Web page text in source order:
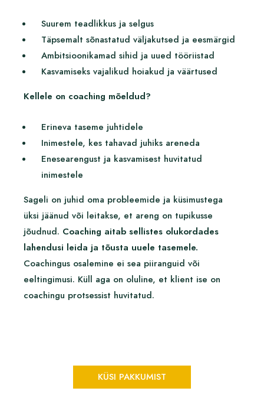
Suurem teadlikkus ja selgus
Täpsemalt sõnastatud väljakutsed ja eesmärgid
Ambitsioonikamad sihid ja uued tööriistad
Kasvamiseks vajalikud hoiakud ja väärtused
Kellele on coaching mõeldud?
Erineva taseme juhtidele
Inimestele, kes tahavad juhiks areneda
Enesearengust ja kasvamisest huvitatud
inimestele
Sageli on juhid oma probleemide ja küsimustega
üksi jäänud või leitakse, et areng on tupikusse
jõudnud. Coaching aitab sellistes olukordades
lahendusi leida ja tõusta uuele tasemele.
Coachingus osalemine ei sea piiranguid või
eeltingimusi. Küll aga on oluline, et klient ise on
coachingu protsessist huvitatud.
KÜSI PAKKUMIST